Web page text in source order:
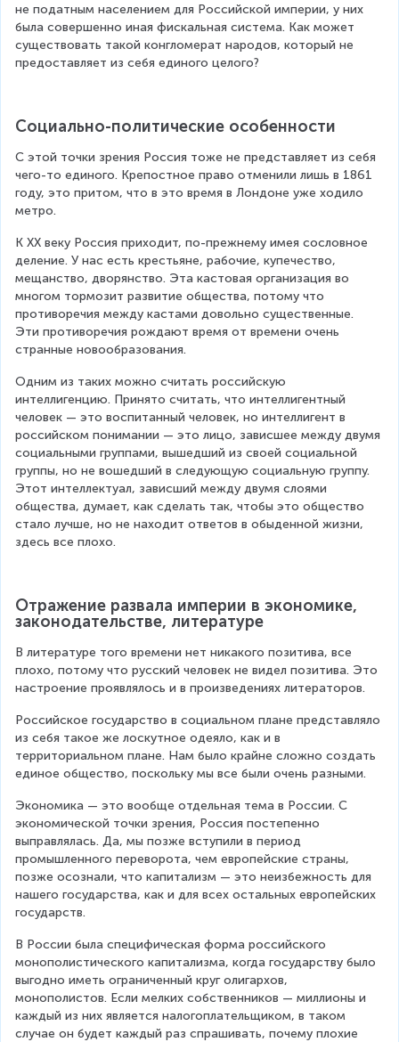
не податным населением для Российской империи, у них
была совершенно иная фискальная система. Как может
существовать такой конгломерат народов, который не
предоставляет из себя единого целого?
Социально-политические особенности
С этой точки зрения Россия тоже не представляет из себя
чего-то единого. Крепостное право отменили лишь в 1861
году, это притом, что в это время в Лондоне уже ходило
метро.
К XX веку Россия приходит, по-прежнему имея сословное
деление. У нас есть крестьяне, рабочие, купечество,
мещанство, дворянство. Эта кастовая организация во
многом тормозит развитие общества, потому что
противоречия между кастами довольно существенные.
Эти противоречия рождают время от времени очень
странные новообразования.
Одним из таких можно считать российскую
интеллигенцию. Принято считать, что интеллигентный
человек — это воспитанный человек, но интеллигент в
российском понимании — это лицо, зависшее между двумя
социальными группами, вышедший из своей социальной
группы, но не вошедший в следующую социальную группу.
Этот интеллектуал, зависший между двумя слоями
общества, думает, как сделать так, чтобы это общество
стало лучше, но не находит ответов в обыденной жизни,
здесь все плохо.
Отражение развала империи в экономике,
законодательстве, литературе
В литературе того времени нет никакого позитива, все
плохо, потому что русский человек не видел позитива. Это
настроение проявлялось и в произведениях литераторов.
Российское государство в социальном плане представляло
из себя такое же лоскутное одеяло, как и в
территориальном плане. Нам было крайне сложно создать
единое общество, поскольку мы все были очень разными.
Экономика — это вообще отдельная тема в России. С
экономической точки зрения, Россия постепенно
выправлялась. Да, мы позже вступили в период
промышленного переворота, чем европейские страны,
позже осознали, что капитализм — это неизбежность для
нашего государства, как и для всех остальных европейских
государств.
В России была специфическая форма российского
монополистического капитализма, когда государству было
выгодно иметь ограниченный круг олигархов,
монополистов. Если мелких собственников — миллионы и
каждый из них является налогоплательщиком, в таком
случае он будет каждый раз спрашивать, почему плохие